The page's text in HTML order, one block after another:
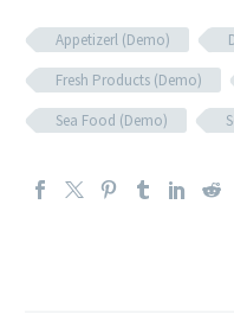
Appetizerl (Demo)
Fresh Products (Demo)
Sea Food (Demo)